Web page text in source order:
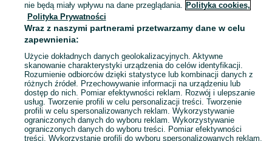
Mapa kategorii
Mapa miejscowości
Mapa ministron
Popularne wyszukiwania
nie będą miały wpływu na dane przeglądania. Polityka cookies,
Polityka Prywatności
Wraz z naszymi partnerami przetwarzamy dane w celu
zapewnienia:
Użycie dokładnych danych geolokalizacyjnych. Aktywne
skanowanie charakterystyki urządzenia do celów identyfikacji.
Rozumienie odbiorców dzięki statystyce lub kombinacji danych z
różnych źródeł. Przechowywanie informacji na urządzeniu lub
dostęp do nich. Pomiar efektywności reklam. Rozwój i ulepszanie
usług. Tworzenie profili w celu personalizacji treści. Tworzenie
profili w celu spersonalizowanych reklam. Wykorzystywanie
ograniczonych danych do wyboru reklam. Wykorzystywanie
ograniczonych danych do wyboru treści. Pomiar efektywności
treści. Wykorzystanie profili do wyboru spersonalizowanych reklam.